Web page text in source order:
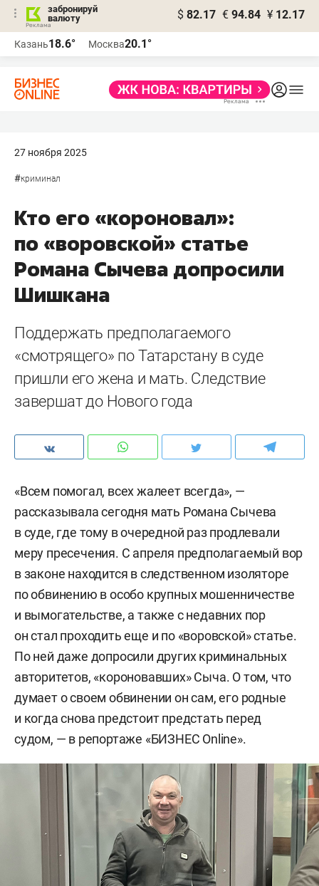
забронируй
валюту
$ 82.17 € 94.84 ¥ 12.17
Казань18.6° Москва20.1°
27 ноября 2025
#криминал
Кто его «короновал»:
по «воровской» статье
Романа Сычева допросили
Шишкана
Поддержать предполагаемого
«смотрящего» по Татарстану в суде
пришли его жена и мать. Следствие
завершат до Нового года
«Всем помогал, всех жалеет всегда», —
рассказывала сегодня мать Романа Сычева
в суде, где тому в очередной раз продлевали
меру пресечения. С апреля предполагаемый вор
в законе находится в следственном изоляторе
по обвинению в особо крупных мошенничестве
и вымогательстве, а также с недавних пор
он стал проходить еще и по «воровской» статье.
По ней даже допросили других криминальных
авторитетов, «короновавших» Сыча. О том, что
думает о своем обвинении он сам, его родные
и когда снова предстоит предстать перед
судом, — в репортаже «БИЗНЕС Online».